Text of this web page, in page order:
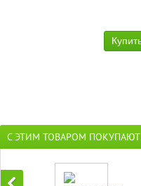
С ЭТИМ ТОВАРОМ ПОКУПАЮТ